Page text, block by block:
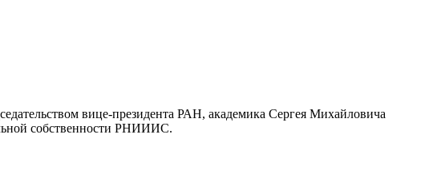
вице-президента РАН, академика Сергея Михайловича
собственности РНИИИС.